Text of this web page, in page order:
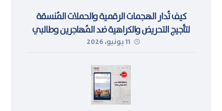
كيف تُدار الهجمات الرقمية والحملات المُنسقة
لتأجيج التحريض والكراهية ضد المُهاجرين وطالبي
اللجوء في ليبيا
11 يونيو، 2026